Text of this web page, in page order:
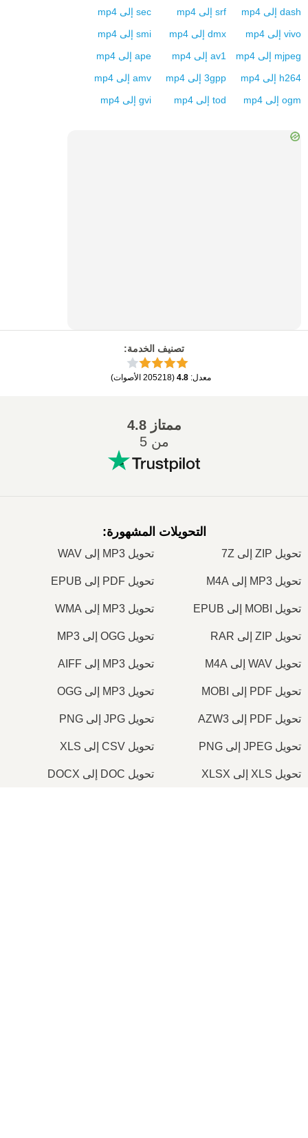
dash إلى mp4
srf إلى mp4
sec إلى mp4
vivo إلى mp4
dmx إلى mp4
smi إلى mp4
mjpeg إلى mp4
av1 إلى mp4
ape إلى mp4
h264 إلى mp4
3gpp إلى mp4
amv إلى mp4
ogm إلى mp4
tod إلى mp4
gvi إلى mp4
تصنيف الخدمة:
معدل:
4.8
(
205218 الأصوات)
ممتاز 4.8
من 5
التحويلات المشهورة:
تحويل ZIP إلى 7Z تحويل MP3 إلى WAV
تحويل MP3 إلى M4A تحويل PDF إلى EPUB
تحويل MOBI إلى EPUB تحويل MP3 إلى WMA
تحويل ZIP إلى RAR تحويل OGG إلى MP3
تحويل WAV إلى M4A تحويل MP3 إلى AIFF
تحويل PDF إلى MOBI تحويل MP3 إلى OGG
تحويل PDF إلى AZW3 تحويل JPG إلى PNG
تحويل JPEG إلى PNG تحويل CSV إلى XLS
تحويل XLS إلى XLSX تحويل DOC إلى DOCX